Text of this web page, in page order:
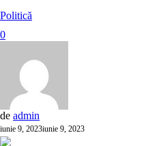
Politică
0
de admin
iunie 9, 2023iunie 9, 2023